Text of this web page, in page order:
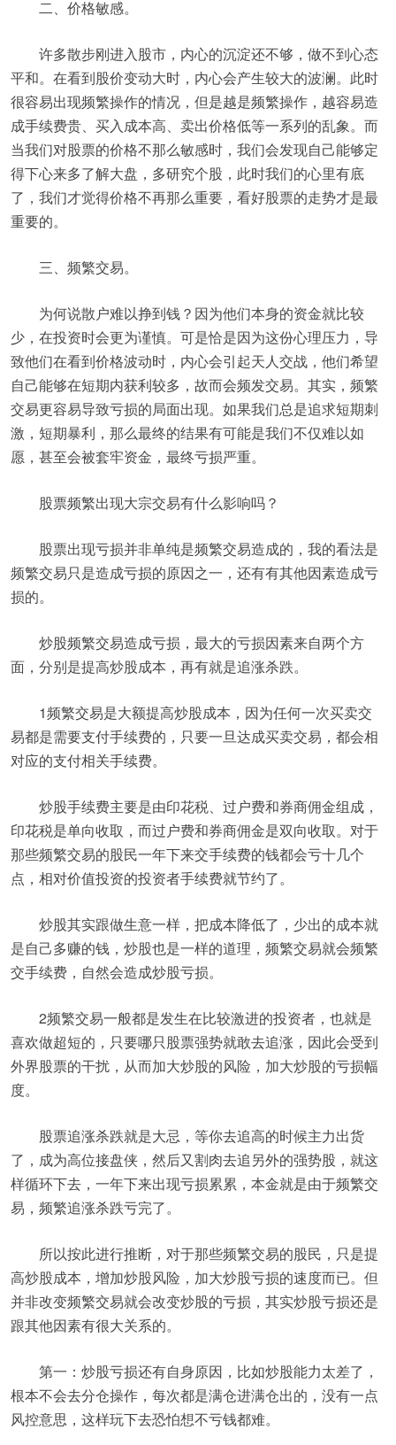
二、价格敏感。
许多散步刚进入股市，内心的沉淀还不够，做不到心态
平和。在看到股价变动大时，内心会产生较大的波澜。此时
很容易出现频繁操作的情况，但是越是频繁操作，越容易造
成手续费贵、买入成本高、卖出价格低等一系列的乱象。而
当我们对股票的价格不那么敏感时，我们会发现自己能够定
得下心来多了解大盘，多研究个股，此时我们的心里有底
了，我们才觉得价格不再那么重要，看好股票的走势才是最
重要的。
三、频繁交易。
为何说散户难以挣到钱？因为他们本身的资金就比较
少，在投资时会更为谨慎。可是恰是因为这份心理压力，导
致他们在看到价格波动时，内心会引起天人交战，他们希望
自己能够在短期内获利较多，故而会频发交易。其实，频繁
交易更容易导致亏损的局面出现。如果我们总是追求短期刺
激，短期暴利，那么最终的结果有可能是我们不仅难以如
愿，甚至会被套牢资金，最终亏损严重。
股票频繁出现大宗交易有什么影响吗？
股票出现亏损并非单纯是频繁交易造成的，我的看法是
频繁交易只是造成亏损的原因之一，还有有其他因素造成亏
损的。
炒股频繁交易造成亏损，最大的亏损因素来自两个方
面，分别是提高炒股成本，再有就是追涨杀跌。
1频繁交易是大额提高炒股成本，因为任何一次买卖交
易都是需要支付手续费的，只要一旦达成买卖交易，都会相
对应的支付相关手续费。
炒股手续费主要是由印花税、过户费和券商佣金组成，
印花税是单向收取，而过户费和券商佣金是双向收取。对于
那些频繁交易的股民一年下来交手续费的钱都会亏十几个
点，相对价值投资的投资者手续费就节约了。
炒股其实跟做生意一样，把成本降低了，少出的成本就
是自己多赚的钱，炒股也是一样的道理，频繁交易就会频繁
交手续费，自然会造成炒股亏损。
2频繁交易一般都是发生在比较激进的投资者，也就是
喜欢做超短的，只要哪只股票强势就敢去追涨，因此会受到
外界股票的干扰，从而加大炒股的风险，加大炒股的亏损幅
度。
股票追涨杀跌就是大忌，等你去追高的时候主力出货
了，成为高位接盘侠，然后又割肉去追另外的强势股，就这
样循环下去，一年下来出现亏损累累，本金就是由于频繁交
易，频繁追涨杀跌亏完了。
所以按此进行推断，对于那些频繁交易的股民，只是提
高炒股成本，增加炒股风险，加大炒股亏损的速度而已。但
并非改变频繁交易就会改变炒股的亏损，其实炒股亏损还是
跟其他因素有很大关系的。
第一：炒股亏损还有自身原因，比如炒股能力太差了，
根本不会去分仓操作，每次都是满仓进满仓出的，没有一点
风控意思，这样玩下去恐怕想不亏钱都难。